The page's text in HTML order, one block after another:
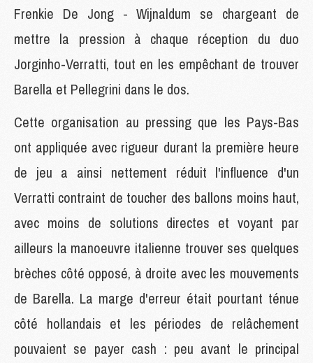
Frenkie De Jong - Wijnaldum se chargeant de
mettre la pression à chaque réception du duo
Jorginho-Verratti, tout en les empêchant de trouver
Barella et Pellegrini dans le dos.
Cette organisation au pressing que les Pays-Bas
ont appliquée avec rigueur durant la première heure
de jeu a ainsi nettement réduit l'influence d'un
Verratti contraint de toucher des ballons moins haut,
avec moins de solutions directes et voyant par
ailleurs la manoeuvre italienne trouver ses quelques
brèches côté opposé, à droite avec les mouvements
de Barella. La marge d'erreur était pourtant ténue
côté hollandais et les périodes de relâchement
pouvaient se payer cash : peu avant le principal